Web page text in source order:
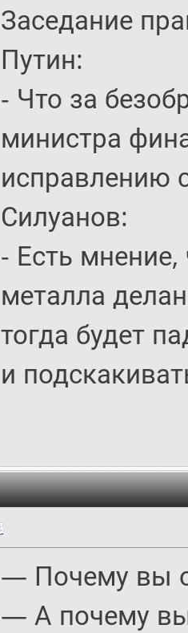
Заседание
Путин:
- Что за
министра
исправлению
Силуанов:
- Есть мнение,
металла
тогда будет
и
— Почему вы
— А почему вы